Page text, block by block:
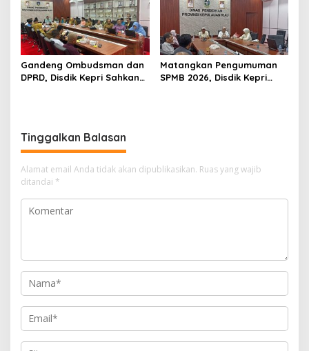
Gandeng Ombudsman dan
DPRD, Disdik Kepri Sahkan
Matangkan Pengumuman
SPMB 2026, Disdik Kepri
Tinggalkan Balasan
Alamat email Anda tidak akan dipublikasikan. Ruas yang wajib
ditandai *